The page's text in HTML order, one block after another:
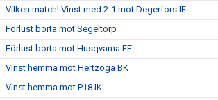
Vilken match! Vinst med 2-1 mot Degerfors IF
Förlust borta mot Segeltorp
Förlust borta mot Husqvarna FF
Vinst hemma mot Hertzöga BK
Vinst hemma mot P18 IK